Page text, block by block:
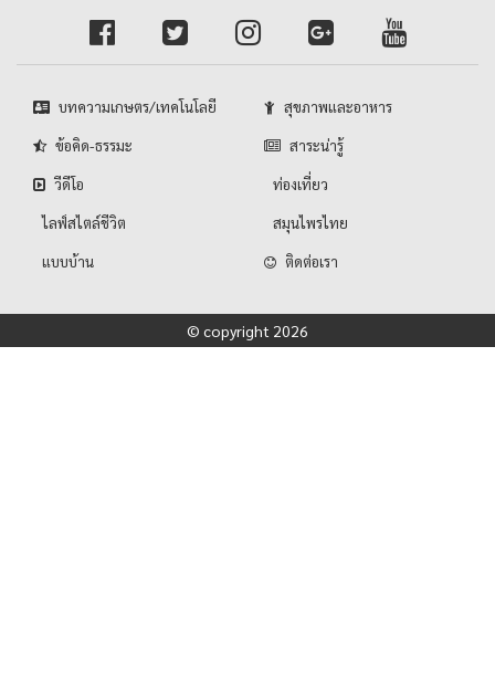
บทความเกษตร/เทคโนโลยี สุขภาพและอาหาร
ข้อคิด-ธรรมะ สาระน่ารู้
วีดีโอ ท่องเที่ยว
ไลฟ์สไตล์ชีวิต สมุนไพรไทย
แบบบ้าน ติดต่อเรา
© copyright 2026